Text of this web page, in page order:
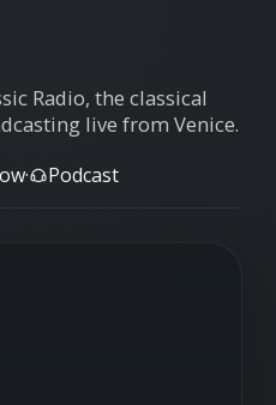
Radio, the classical
live from Venice.
· Podcast